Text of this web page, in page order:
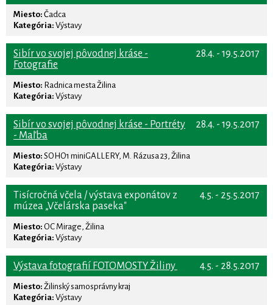
Miesto: Čadca
Kategória: Výstavy
28.4. - 19.5.2017
Sibír vo svojej pôvodnej kráse -
Fotografie
Miesto: Radnica mesta Žilina
Kategória: Výstavy
28.4. - 19.5.2017
Sibír vo svojej pôvodnej kráse - Portréty
- Maľba
Miesto: SOHO1 miniGALLERY, M. Rázusa 23, Žilina
Kategória: Výstavy
4.5. - 25.5.2017
Tisícročná včela / výstava exponátov z
múzea „Včelárska paseka"
Miesto: OC Mirage, Žilina
Kategória: Výstavy
4.5. - 28.5.2017
Výstava fotografií FOTOMOSTY Žiliny
Miesto: Žilinský samosprávny kraj
Kategória: Výstavy